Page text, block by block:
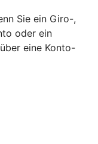
Sie ein Giro-,
oder ein
eine Konto-